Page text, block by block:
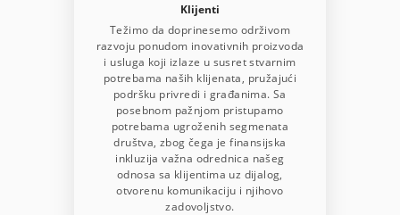
Klijenti
Težimo da doprinesemo održivom
razvoju ponudom inovativnih proizvoda
i usluga koji izlaze u susret stvarnim
potrebama naših klijenata, pružajući
podršku privredi i građanima. Sa
posebnom pažnjom pristupamo
potrebama ugroženih segmenata
društva, zbog čega je finansijska
inkluzija važna odrednica našeg
odnosa sa klijentima uz dijalog,
otvorenu komunikaciju i njihovo
zadovoljstvo.